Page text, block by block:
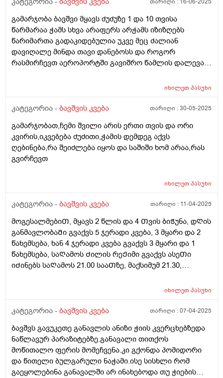
ერთი დღე მხოლოდ ერთხელ დღეში და დაიწყო ჭამა,
ათი დღის მერე ისევ ისე დაიწყო, დავალევინე კიდევ
და ჭამს ხუთი დღეა გასული, სულ ორჯერ მივეცი
ქვამატელი და ანოტაციაში წავიკითხე რომ
ჩვილებისთვის არ წერია, ძალიან შემეშინდა,
საყურადღებო ხომ არ არის? პედიატრი მარწმუნებს
რომ ვენდო უსაფრთხოა. თქვენ რას მეტყვით?
გამარჯობა ბავშვი მყავს ძუძუზე 1 და 10 თვისა
წარმარაა ჭამს სხვა არაფერს არჭამს იზიზღებს
წარიმართა გადაკიდებულია უკვე მეც ძალიან
დავიღალე მინდა თავი დანებოსს და როგორ
რასმირჩევთ აეროპორტში გავიშრო წამლის დალევას
იხილეთპასუხი
კატეგორია - ბავშვის კვება თარიღი :30-05-2025
გამარჯობათ,ჩემი შვილი არის ერთი თვის და ორი
კვირის,იკვებება ძუძითი,ჭამის დემდეგ აქვს
ღებინება,რა შეიძლება იყოს და საშიში ხომ არაა,რას
გვირჩევთ
იხილეთპასუხი
კატეგორია - ბავშვის კვება თარიღი : 11-04-2025
მოგესალმებიᲗ, მყავს 2 წლის და 4 Თვის ბიᲭუნა, დᲦის
განმავლობაᲨი გვაქვს 5 ჯერადი კვება, 3 მყარი და 2
წახემსება, ხან 4 ჯერადი კვება გვაქვს 3 მყარი და 1
წახემსება, საᲦამოს Ძილის რეᲟიმი გვაქვს ასეᲗი
იᲫინებს საᲦამოს 21.00 სააᲗზე, მაქსიმუმ 21.30,
დილიᲗ იᲦვიᲫებს ხან 07.00 ხან 08.00, მაინტერესებს
არის 12 კილო და 900 გრამი, დიდაᲗ არ იმატებს
კვებიდან დილის კვებამდე? გმადლობᲗ
იხილეთპასუხი
კატეგორია - ბავშვის კვება თარიღი :07-04-2025
ბავშვს გავუკეთე განავლის ანიზი ჭიის კვერცხებზედა
ნაწლავურ პარაზიტებზე.განავალი თითქოს
მოწითალო ფერის მომეჩვენა.კი გქონდა პომიდორი
და წითელი ბულგარული ნაჭამი.ისე სისხლი რომ
გაეყოლებინა განავალში არ ინახებოდა თუ ჭიების